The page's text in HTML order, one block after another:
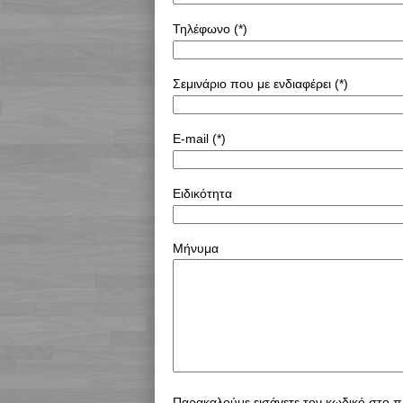
Τηλέφωνο (*)
Σεμινάριο που με ενδιαφέρει (*)
E-mail (*)
Ειδικότητα
Μήνυμα